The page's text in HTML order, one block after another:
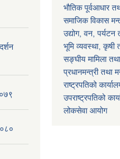
भौतिक पूर्वआधार
समाजिक विकास
उद्योग, वन, पर्यटन
भूमि व्यवस्था, कृषी
सङ्घीय मामिला
प्रधानमन्त्री तथा
राष्ट्रपतिको
उपराष्ट्रपतिको
लोकसेवा आयोग